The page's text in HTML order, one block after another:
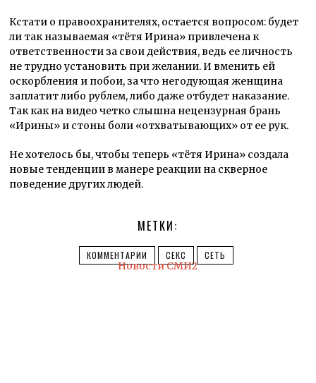
Кстати о правоохранителях, остается вопросом: будет
ли так называемая «тётя Ирина» привлечена к
ответственности за свои действия, ведь ее личность
не трудно установить при желании. И вменить ей
оскорбления и побои, за что негодующая женщина
заплатит либо рублем, либо даже отбудет наказание.
Так как на видео четко слышна нецензурная брань
«Ирины» и стоны боли «отхватывающих» от ее рук.
Не хотелось бы, чтобы теперь «тётя Ирина» создала
новые тенденции в манере реакции на скверное
поведение других людей.
МЕТКИ:
КОММЕНТАРИИ СЕКС СЕТЬ
Новости СМИ2